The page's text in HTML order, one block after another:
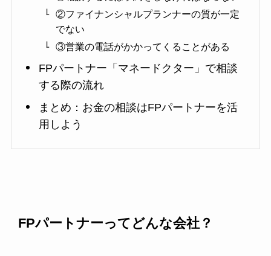
②ファイナンシャルプランナーの質が一定
でない
③営業の電話がかかってくることがある
FPパートナー「マネードクター」で相談
する際の流れ
まとめ：お金の相談はFPパートナーを活
用しよう
FPパートナーってどんな会社？